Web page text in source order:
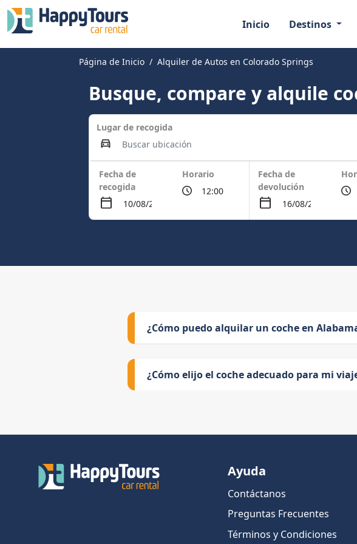
Inicio Destinos
Página de Inicio Alquiler de Autos en Colorado Springs
Busque, compare y alquile
Lugar de recogida
Fecha de
recogida
Horario
Fecha de
devolución
¿Cómo puedo alquilar un coche en
¿Cómo elijo el coche adecuado para mi
Ayuda
Contáctanos
Preguntas Frecuentes
Términos y Condiciones